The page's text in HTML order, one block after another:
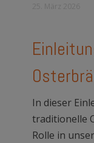
In dieser
traditionelle
Rolle in